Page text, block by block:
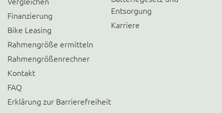
Finanzierung
Bike Leasing
Rahmengröße ermitteln
Rahmengrößenrechner
Kontakt
FAQ
Erklärung zur Barrierefreiheit
Entsorgung
Karriere